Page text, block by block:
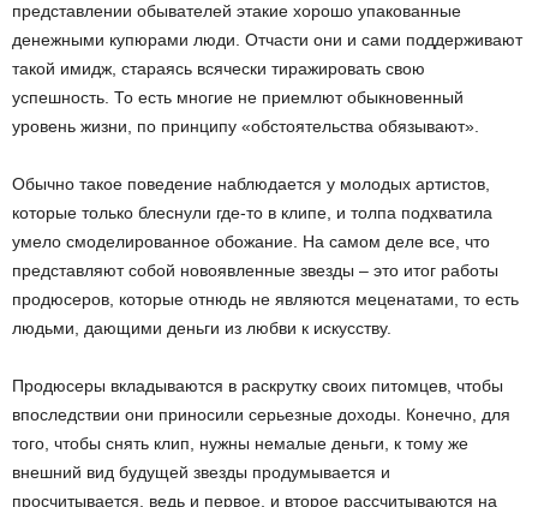
представлении обывателей этакие хорошо упакованные
денежными купюрами люди. Отчасти они и сами поддерживают
такой имидж, стараясь всячески тиражировать свою
успешность. То есть многие не приемлют обыкновенный
уровень жизни, по принципу «обстоятельства обязывают».
Обычно такое поведение наблюдается у молодых артистов,
которые только блеснули где-то в клипе, и толпа подхватила
умело смоделированное обожание. На самом деле все, что
представляют собой новоявленные звезды – это итог работы
продюсеров, которые отнюдь не являются меценатами, то есть
людьми, дающими деньги из любви к искусству.
Продюсеры вкладываются в раскрутку своих питомцев, чтобы
впоследствии они приносили серьезные доходы. Конечно, для
того, чтобы снять клип, нужны немалые деньги, к тому же
внешний вид будущей звезды продумывается и
просчитывается, ведь и первое, и второе рассчитываются на